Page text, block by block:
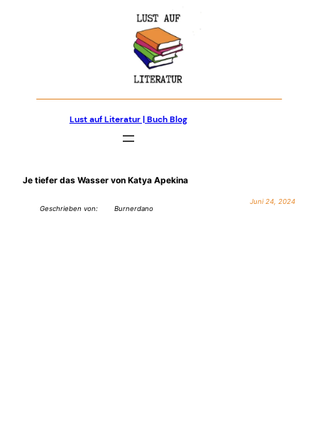
Lust auf Literatur | Buch Blog
Je tiefer das Wasser von Katya Apekina
Geschrieben von: Burnerdano
Juni 24, 2024